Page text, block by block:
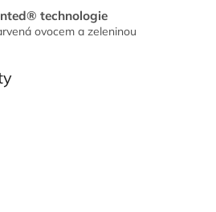
technologie
ovocem a zeleninou